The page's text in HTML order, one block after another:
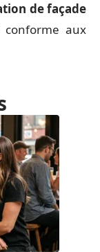
de façade
aux